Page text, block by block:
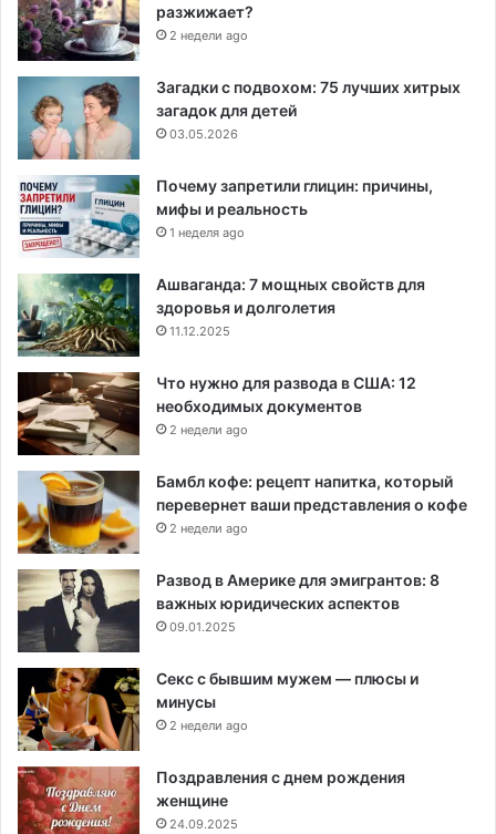
разжижает?
2 недели ago
Загадки с подвохом: 75 лучших хитрых
загадок для детей
03.05.2026
Почему запретили глицин: причины,
мифы и реальность
1 неделя ago
Ашваганда: 7 мощных свойств для
здоровья и долголетия
11.12.2025
Что нужно для развода в США: 12
необходимых документов
2 недели ago
Бамбл кофе: рецепт напитка, который
перевернет ваши представления о кофе
2 недели ago
Развод в Америке для эмигрантов: 8
важных юридических аспектов
09.01.2025
Секс с бывшим мужем — плюсы и
минусы
2 недели ago
Поздравления с днем рождения
женщине
24.09.2025